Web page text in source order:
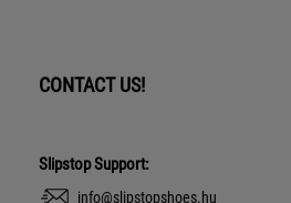
CONTACT US!
Slipstop Support:
info@slipstopshoes.hu